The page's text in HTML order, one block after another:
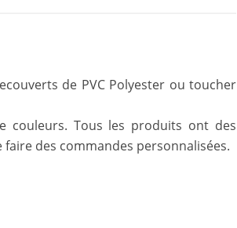
de PVC Polyester ou toucher
Tous les produits ont des
des commandes personnalisées.